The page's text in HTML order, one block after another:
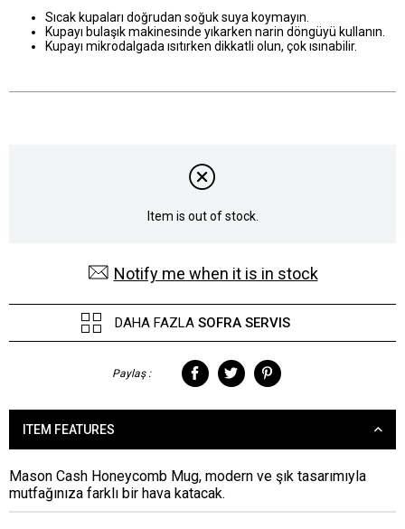
Sıcak kupaları doğrudan soğuk suya koymayın.
Kupayı bulaşık makinesinde yıkarken narin döngüyü kullanın.
Kupayı mikrodalgada ısıtırken dikkatli olun, çok ısınabilir.
Item is out of stock.
Notify me when it is in stock
DAHA FAZLA SOFRA SERVIS
Paylaş :
ITEM FEATURES
Mason Cash Honeycomb Mug, modern ve şık tasarımıyla
mutfağınıza farklı bir hava katacak.